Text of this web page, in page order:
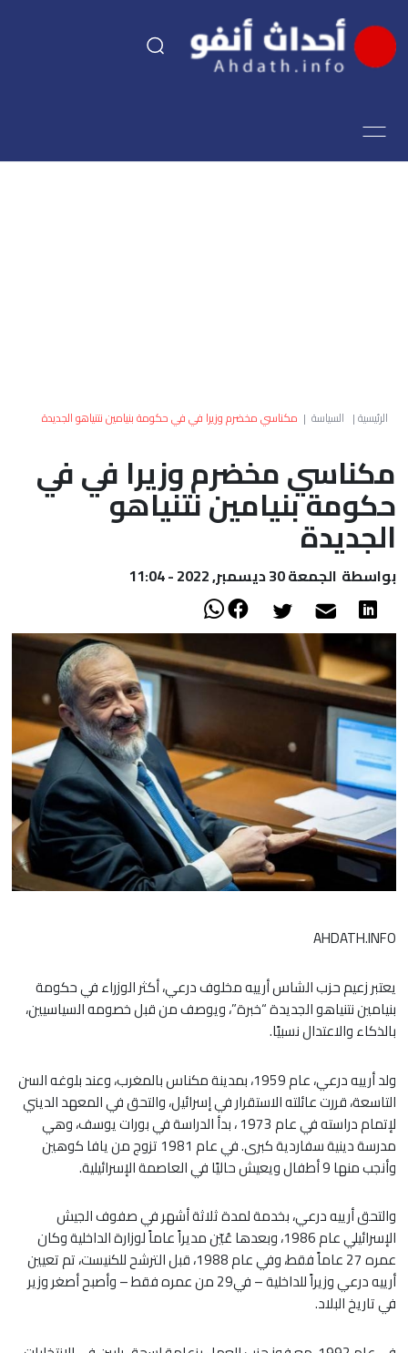
اقتصاد
العالم
أعمدة
الصحراء
الرئيسية| السياسة | مكناسي مخضرم وزيرا في في حكومة بنيامين نتنياهو الجديدة
مكناسي مخضرم وزيرا في في
حكومة بنيامين نتنياهو
الجديدة
بواسطة الجمعة 30 ديسمبر, 2022 - 11:04
AHDATH.INFO
يعتبر زعيم حزب الشاس أرييه مخلوف درعي، أكثر الوزراء في حكومة
بنيامين نتنياهو الجديدة “خبرة”، ويوصف من قبل خصومه السياسيين،
بالذكاء والاعتدال نسبيًا.
ولد أرييه درعي، عام 1959، بمدينة مكناس بالمغرب، وعند بلوغه السن
التاسعة، قررت عائلته الاستقرار في إسرائيل، والتحق في المعهد الديني
لإتمام دراسته في عام 1973 ، بدأ الدراسة في بورات يوسف، وهي
مدرسة دينية سفاردية كبرى. في عام 1981 تزوج من يافا كوهين
وأنجب منها 9 أطفال ويعيش حاليًا في العاصمة الإسرائيلية.
والتحق أرييه درعي، بخدمة لمدة ثلاثة أشهر في صفوف الجيش
الإسرائيلي عام 1986، وبعدها عُيّن مديراً عاماً لوزارة الداخلية وكان
عمره 27 عاماً فقط، وفي عام 1988، قبل الترشح للكنيست، تم تعيين
أرييه درعي وزيراً للداخلية – في29 من عمره فقط – وأصبح أصغر وزير
في تاريخ البلاد.